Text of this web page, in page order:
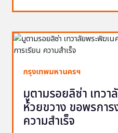
กรุงเทพมหานครฯ
มูตามรอยลิซ่า เทว
ห้วยขวาง ขอพรการ
ความสำเร็จ